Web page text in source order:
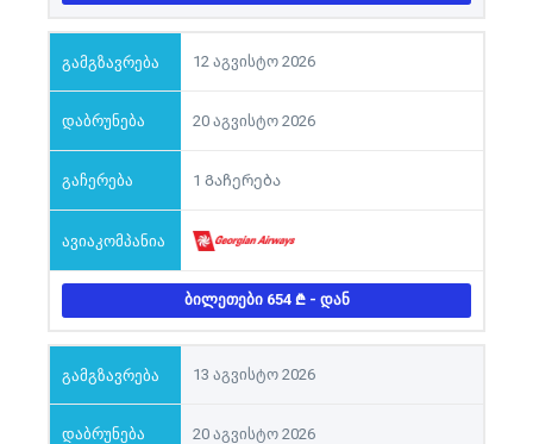
12 აგვისტო 2026
20 აგვისტო 2026
1 Გაჩერება
ᲑᲘᲚᲔᲗᲔᲑᲘ 654 - ᲓᲐᲜ
13 აგვისტო 2026
20 აგვისტო 2026